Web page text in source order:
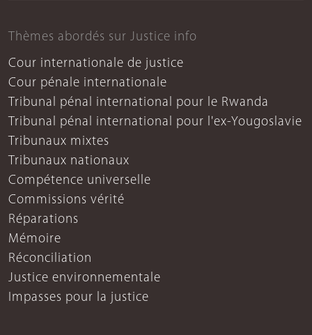
Thèmes abordés sur Justice info
Cour internationale de justice
Cour pénale internationale
Tribunal pénal international pour le Rwanda
Tribunal pénal international pour l'ex-Yougoslavie
Tribunaux mixtes
Tribunaux nationaux
Compétence universelle
Commissions vérité
Réparations
Mémoire
Réconciliation
Justice environnementale
Impasses pour la justice